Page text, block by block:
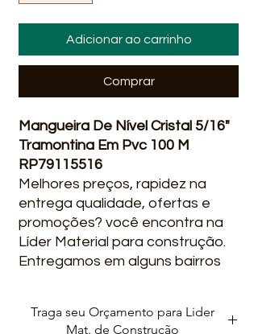
Adicionar ao carrinho
Comprar
Mangueira De Nível Cristal 5/16"
Tramontina Em Pvc 100 M
RP79115516
Melhores preços, rapidez na
entrega qualidade, ofertas e
promoções? você encontra na
Líder Material para construção.
Entregamos em alguns bairros
Stiep, Paralela, São Cristovão,
Traga seu Orçamento para Lider
Mat. de Construção